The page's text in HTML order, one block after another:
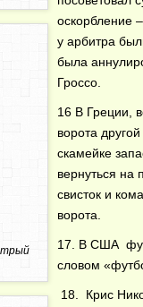
оскорбление
у арбитра
была
Гроссо.
16 В Греции,
ворота
скамейке
вернуться на
свисток и
ворота.
17. В США
словом
18. Крис